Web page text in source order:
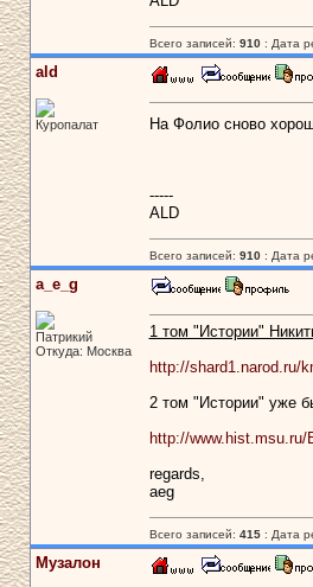
Всего записей: 910: Дата
ald
Куропалат На Фолио сново
-----
ALD
Всего записей: 910: Дата
a_e_g
Патрикий
Откуда: Москва
1 том "Истории"
http://shard1.narod.ru/
2 том "Истории" уже
http://
regards,
aeg
Всего записей: 415: Дата
Музалон